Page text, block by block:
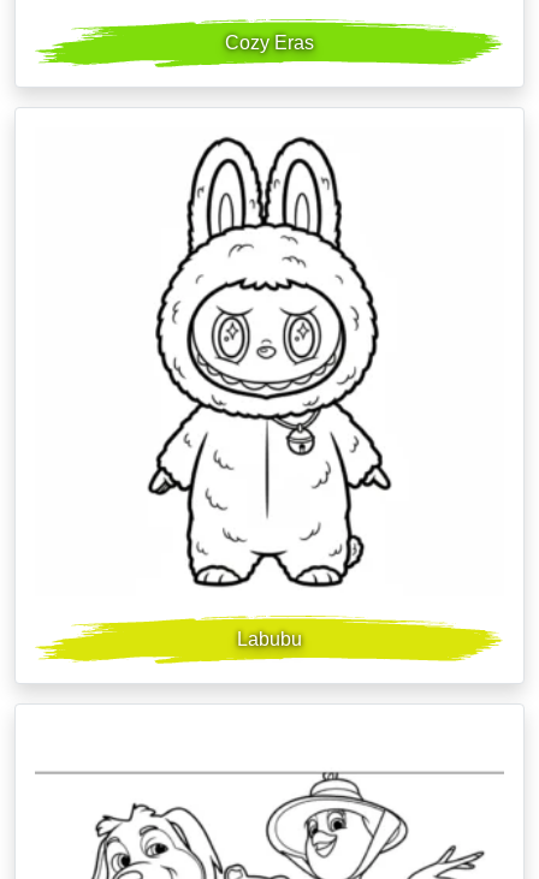
Cozy Eras
Labubu